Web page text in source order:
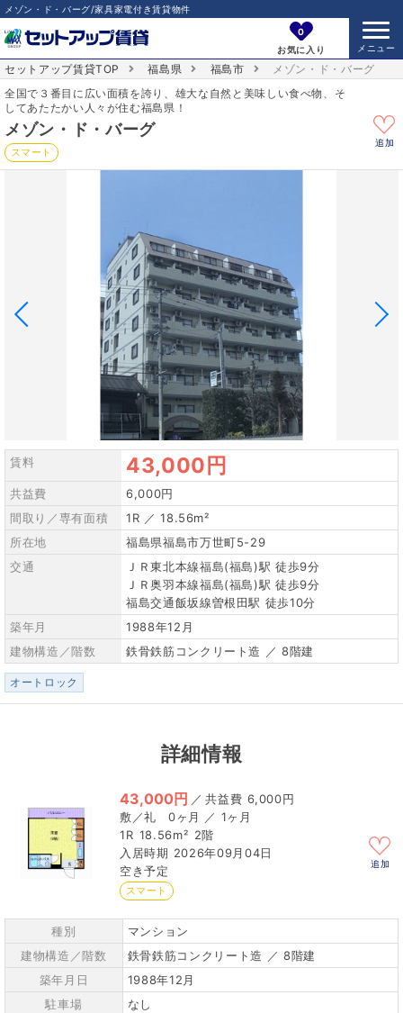
メゾン・ド・バーグ/家具家電付き賃貸物件
0
お気に入り
セットアップ賃貸TOP 福島県 福島市
メゾン・ド・バーグ
全国で３番目に広い面積を誇り、雄大な自然と美味しい食べ物、そ
してあたたかい人々が住む福島県！
メゾン・ド・バーグ
スマート
追加
賃料 43,000円
共益費
6,000円
間取り／専有面積
1R ／ 18.56m²
所在地
福島県福島市万世町5-29
交通
ＪＲ東北本線福島(福島)駅 徒歩9分
ＪＲ奥羽本線福島(福島)駅 徒歩9分
福島交通飯坂線曽根田駅 徒歩10分
築年月
1988年12月
建物構造／階数
鉄骨鉄筋コンクリート造 ／ 8階建
オートロック
詳細情報
43,000円 ／
6,000円
0ヶ月 ／ 1ヶ月
1R 18.56m² 2階
2026年09月04日
空き予定
スマート
追加
種別
マンション
建物構造／階数
鉄骨鉄筋コンクリート造 ／ 8階建
築年月日
1988年12月
駐車場
なし